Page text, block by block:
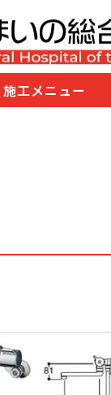
施工メニュー